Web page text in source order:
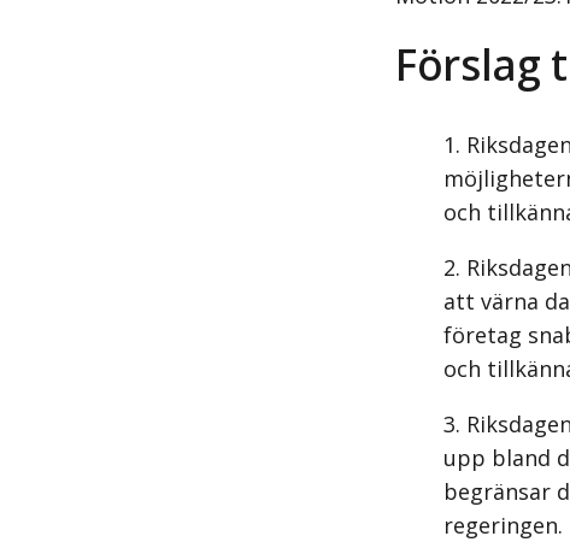
Förslag
och
att värna
företag
och
upp bland
begränsar
regeringen.